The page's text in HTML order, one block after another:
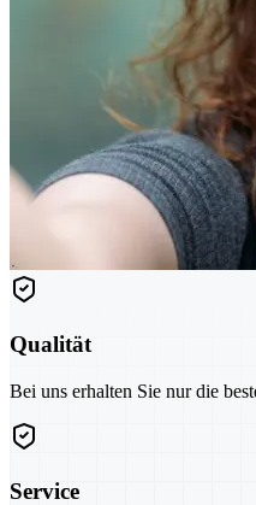
Qualität
Bei uns erhalten Sie nur die
Service